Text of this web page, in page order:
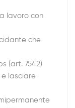
lavoro con
che
(art. 7542)
e lasciare